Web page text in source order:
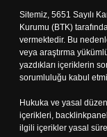
Sitemiz, 5651 Sayılı
Kurumu (BTK)
vermektedir. Bu
veya araştırma
yazdıkları içeriklerin
sorumluluğu kabul
Hukuka ve yasal
içerikleri,
ilgili içerikler yasal